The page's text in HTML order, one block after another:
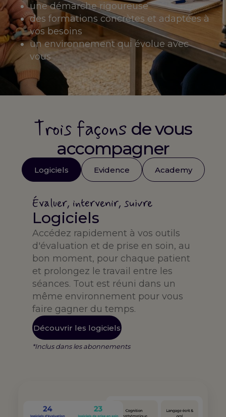
une démarche rigoureuse
des formations concrètes et adaptées à
vos besoins
un environnement qui évolue avec
vous
Trois façons de vous
accompagner
Logiciels Evidence Academy
Évaluer, intervenir, suivre
Logiciels
Accédez rapidement à vos outils
d'évaluation et de prise en soin, au
bon moment, pour chaque patient
et prolongez le travail entre les
séances. Tout est réuni dans un
même environnement pour vous
faire gagner du temps.
Découvrir les logiciels
*Inclus dans les abonnements